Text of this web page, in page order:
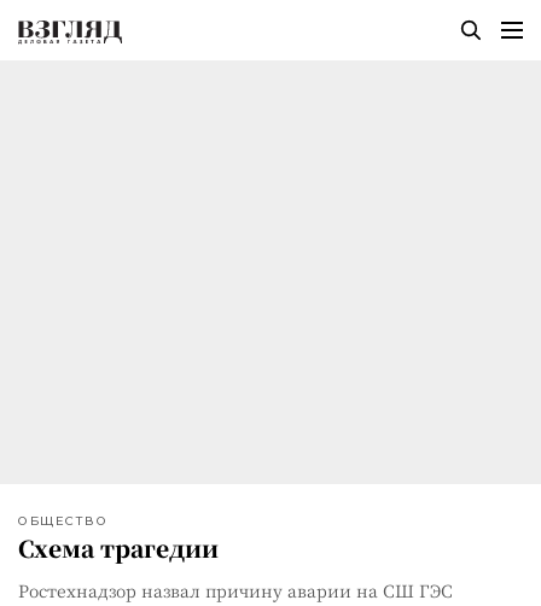
ОБЩЕСТВО
Схема трагедии
Ростехнадзор назвал причину аварии на СШ ГЭС